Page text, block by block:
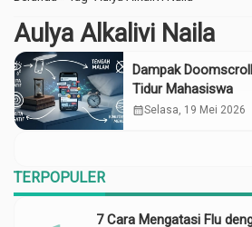
Aulya Alkalivi Naila
Dampak
Tidur Mahasiswa
calendar_monthSelasa, 19 Mei 2026
TERPOPULER
7 Cara Mengatasi Flu